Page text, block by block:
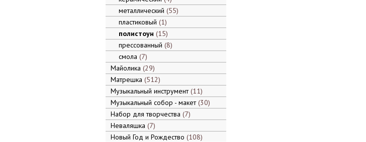
металлический 55
пластиковый 1
полистоун 15
прессованный 8
смола 7
Майолика 29
Матрешка 512
Музыкальный инструмент 11
Музыкальный собор - макет 30
Набор для творчества 7
Неваляшка 7
Новый Год и Рождество 108